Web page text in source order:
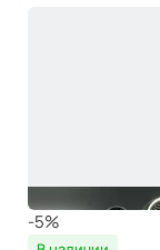
-5%